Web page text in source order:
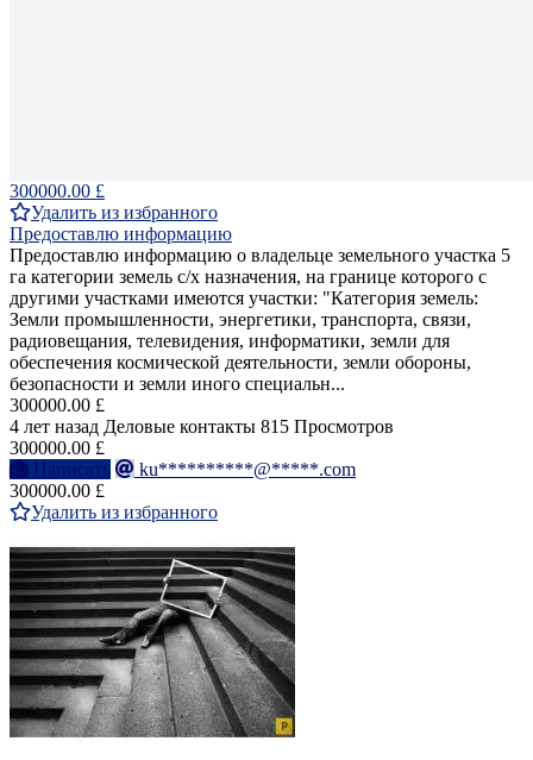
300000.00 £
Удалить из избранного
Предоставлю информацию
Предоставлю информацию о владельце земельного участка 5
га категории земель с/х назначения, на границе которого с
другими участками имеются участки: "Категория земель:
Земли промышленности, энергетики, транспорта, связи,
радиовещания, телевидения, информатики, земли для
обеспечения космической деятельности, земли обороны,
безопасности и земли иного специальн...
300000.00 £
4 лет назад Деловые контакты 815 Просмотров
300000.00 £
Написать
ku**********@*****.com
300000.00 £
Удалить из избранного